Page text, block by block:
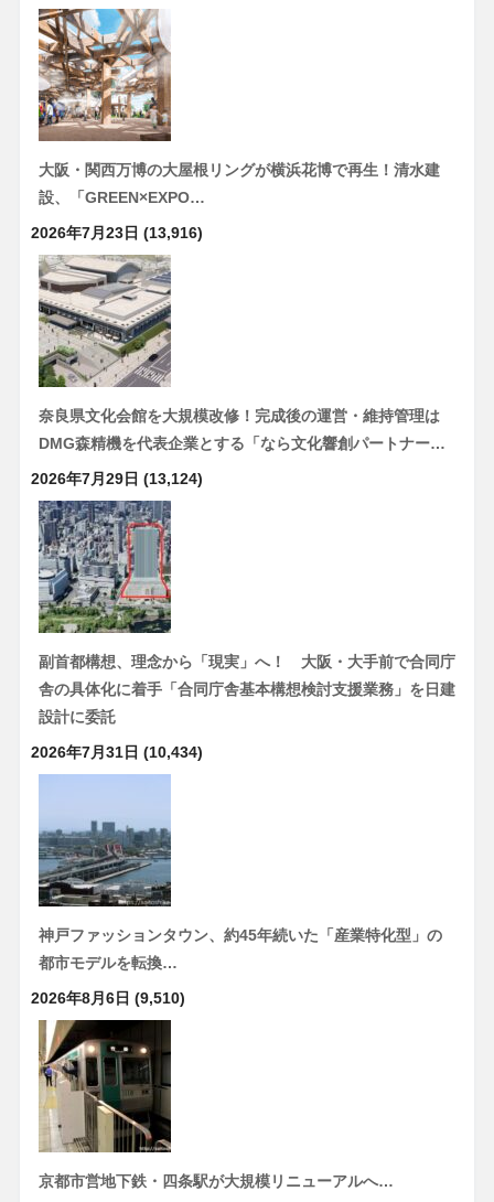
大阪・関西万博の大屋根リングが横浜花博で再生！清水建
設、「GREEN×EXPO…
2026年7月23日 (13,916)
奈良県文化会館を大規模改修！完成後の運営・維持管理は
DMG森精機を代表企業とする「なら文化響創パートナー…
2026年7月29日 (13,124)
副首都構想、理念から「現実」へ！ 大阪・大手前で合同庁
舎の具体化に着手「合同庁舎基本構想検討支援業務」を日建
設計に委託
2026年7月31日 (10,434)
神戸ファッションタウン、約45年続いた「産業特化型」の
都市モデルを転換…
2026年8月6日 (9,510)
京都市営地下鉄・四条駅が大規模リニューアルへ…